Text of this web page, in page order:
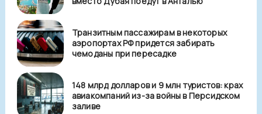
Транзитным пассажирам в некоторых
аэропортах РФ придется забирать
чемоданы при пересадке
148 млрд долларов и 9 млн туристов: крах
авиакомпаний из-за войны в Персидском
заливе